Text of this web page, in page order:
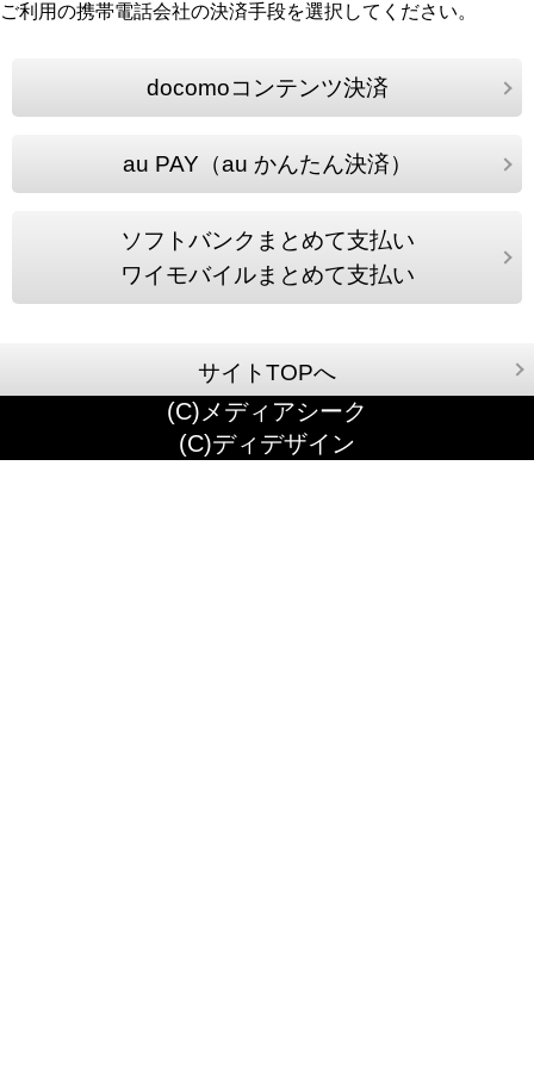
ご利用の携帯電話会社の決済手段を選択してください。
docomoコンテンツ決済
au PAY（au かんたん決済）
ソフトバンクまとめて支払い
ワイモバイルまとめて支払い
サイトTOPへ
(C)メディアシーク
(C)ディデザイン